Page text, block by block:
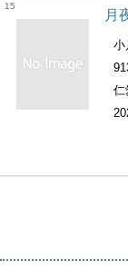
15
月
小
仁